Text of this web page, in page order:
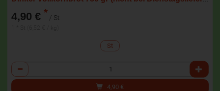
4,90 € * / St
St
Anzahl
4,90 €